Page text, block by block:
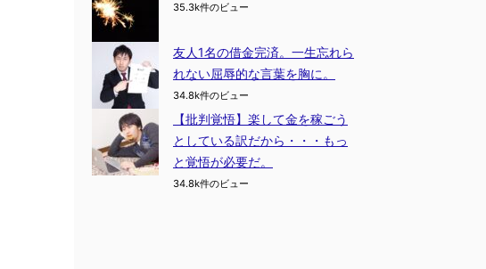
35.3k件のビュー
友人1名の借金完済。一生忘れら
れない屈辱的な言葉を胸に。
34.8k件のビュー
【批判覚悟】楽して金を稼ごう
としている訳だから・・・もっ
と覚悟が必要だ。
34.8k件のビュー